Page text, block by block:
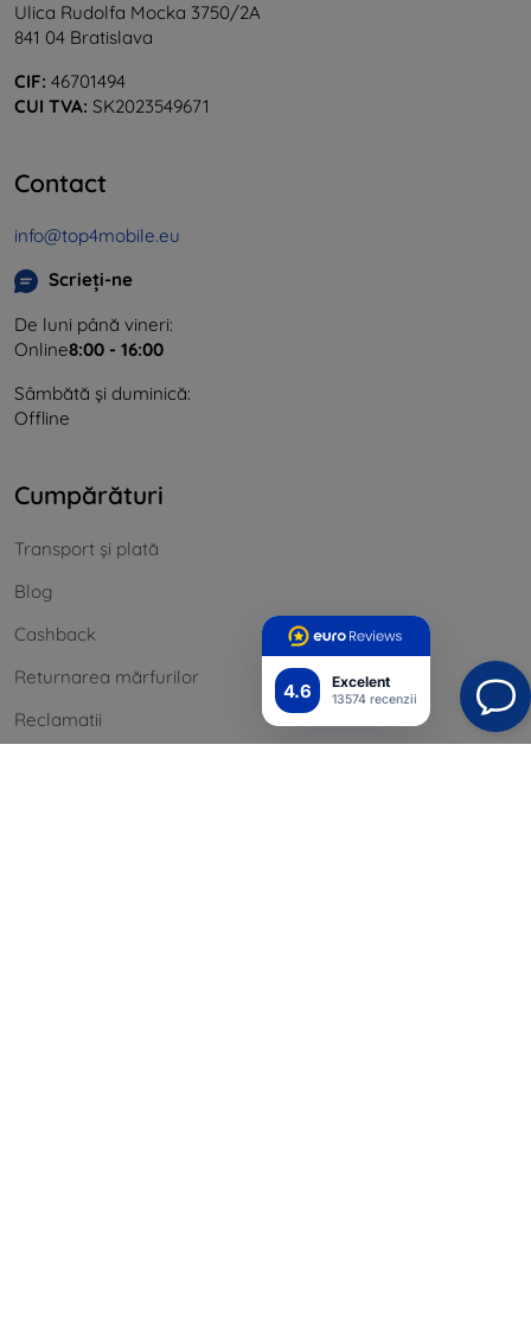
4.6 Excelent
13574 recenzii
Ulica Rudolfa Mocka 3750/2A
841 04 Bratislava
CIF: 46701494
CUI TVA: SK2023549671
Contact
info@top4mobile.eu
Scrieți-ne
De luni până vineri:
Online8:00 - 16:00
Sâmbătă și duminică:
Offline
Cumpărături
Transport și plată
Blog
Cashback
Returnarea mărfurilor
Reclamatii